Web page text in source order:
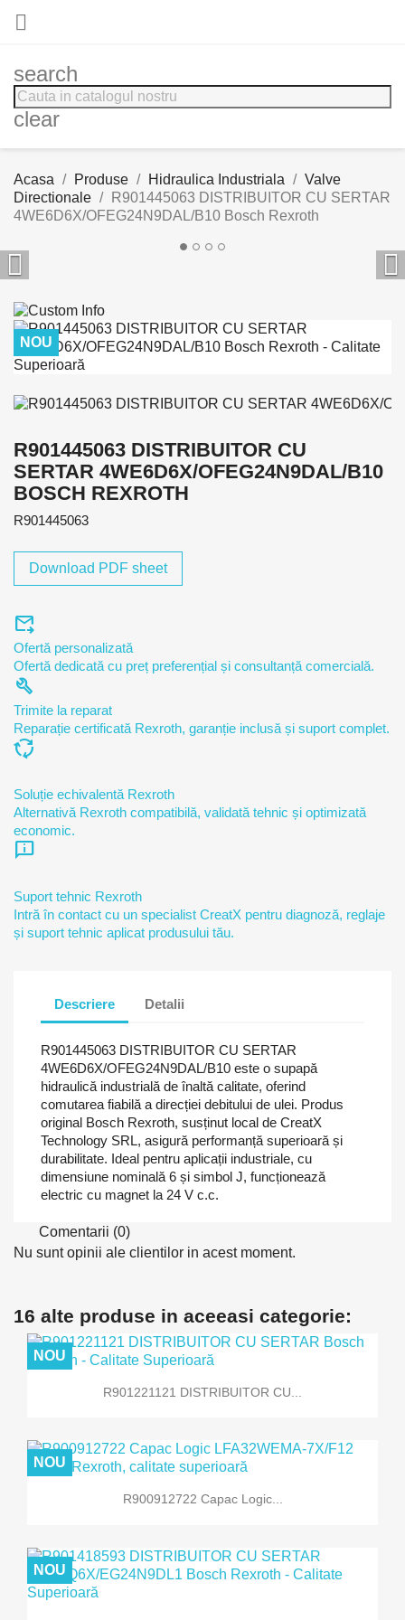

search
clear
Acasa Produse Hidraulica Industriala
Valve
Directionale
R901445063 DISTRIBUITOR CU SERTAR
4WE6D6X/OFEG24N9DAL/B10 Bosch Rexroth
 
NOU
R901445063 DISTRIBUITOR CU
SERTAR 4WE6D6X/OFEG24N9DAL/B10
BOSCH REXROTH
R901445063
Download PDF sheet
forward_to_inbox
Ofertă personalizată
Ofertă dedicată cu preț preferențial și consultanță comercială.
build
Trimite la reparat
Reparație certificată Rexroth, garanție inclusă și suport complet.
cycle
Soluție echivalentă Rexroth
Alternativă Rexroth compatibilă, validată tehnic și optimizată
economic.
chat_info
Suport tehnic Rexroth
Intră în contact cu un specialist CreatX pentru diagnoză, reglaje
și suport tehnic aplicat produsului tău.
Descriere Detalii
R901445063 DISTRIBUITOR CU SERTAR
4WE6D6X/OFEG24N9DAL/B10 este o supapă
hidraulică industrială de înaltă calitate, oferind
comutarea fiabilă a direcției debitului de ulei. Produs
original Bosch Rexroth, susținut local de CreatX
Technology SRL, asigură performanță superioară și
durabilitate. Ideal pentru aplicații industriale, cu
dimensiune nominală 6 și simbol J, funcționează
electric cu magnet la 24 V c.c.
Comentarii (0)
Nu sunt opinii ale clientilor in acest moment.
16 alte produse in aceeasi categorie:
R901221121 DISTRIBUITOR CU...
NOU
R900912722 Capac Logic...
NOU
NOU